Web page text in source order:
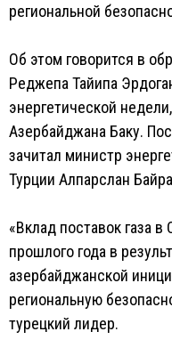
региональной
Об этом говорится в
Реджепа Тайипа
энергетической
Азербайджана Баку.
зачитал министр
Турции Алпарслан
«Вклад поставок газа
прошлого года в
азербайджанской
региональную
турецкий лидер.